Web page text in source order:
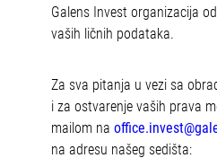
Galens Invest organizacija
vaših ličnih podataka.
Za sva pitanja u vezi sa
i za ostvarenje vaših prava
mailom na
na adresu našeg sedišta: